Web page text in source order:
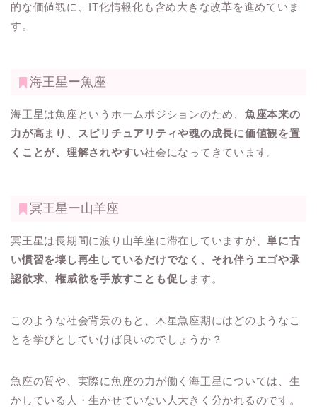
的な価値観に、IT化情報化も含め大きな改革を進めていま
す。
海王星ー魚座
海王星は魚座というホームポジションのため、 魚座本来の
力が高まり、スピリチュアリティや魂の成長に価値観を置
くことが、理解されやすい社会になってきています。
冥王星ー山羊座
冥王星は長期間に渡り山羊座に滞在していますが、単に古
い慣習を壊し再生しているだけでなく、それ伴うエゴや承
認欲求、権威欲を手放すことも促し ます。
このような社会背景のもと、木星魚座期にはどのようなこ
とを学びとしていけば良いのでしょうか？
魚座の質や、実際に魚座の力が働く海王星については、生
かしている人・生かせていない人大きく分かれるのです。